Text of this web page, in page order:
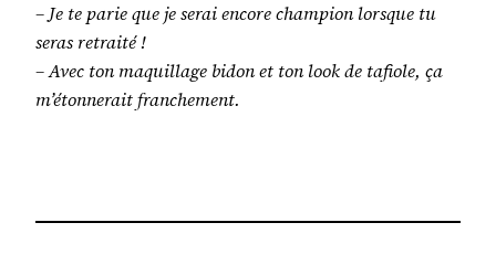
– Je te parie que je serai encore champion lorsque tu
seras retraité !
– Avec ton maquillage bidon et ton look de tafiole, ça
m’étonnerait franchement.